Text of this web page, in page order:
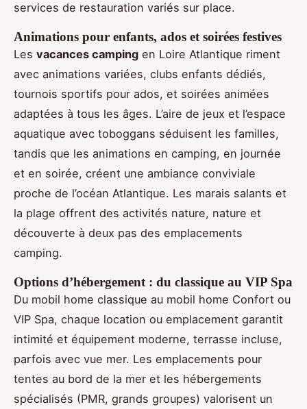
services de restauration variés sur place.
Animations pour enfants, ados et soirées festives
Les vacances camping en Loire Atlantique riment
avec animations variées, clubs enfants dédiés,
tournois sportifs pour ados, et soirées animées
adaptées à tous les âges. L’aire de jeux et l’espace
aquatique avec toboggans séduisent les familles,
tandis que les animations en camping, en journée
et en soirée, créent une ambiance conviviale
proche de l’océan Atlantique. Les marais salants et
la plage offrent des activités nature, nature et
découverte à deux pas des emplacements
camping.
Options d’hébergement : du classique au VIP Spa
Du mobil home classique au mobil home Confort ou
VIP Spa, chaque location ou emplacement garantit
intimité et équipement moderne, terrasse incluse,
parfois avec vue mer. Les emplacements pour
tentes au bord de la mer et les hébergements
spécialisés (PMR, grands groupes) valorisent un